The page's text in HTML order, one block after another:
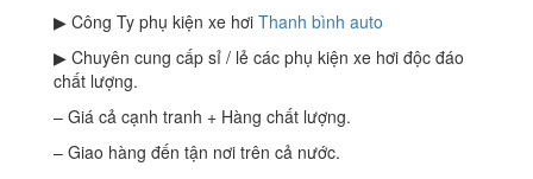
▶ Công Ty phụ kiện xe hơi Thanh bình auto
▶ Chuyên cung cấp sỉ / lẻ các phụ kiện xe hơi độc đáo
chất lượng.
– Giá cả cạnh tranh + Hàng chất lượng.
– Giao hàng đến tận nơi trên cả nước.